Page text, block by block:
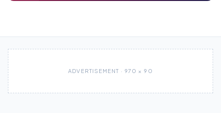
ADVERTISEMENT · 970 × 90